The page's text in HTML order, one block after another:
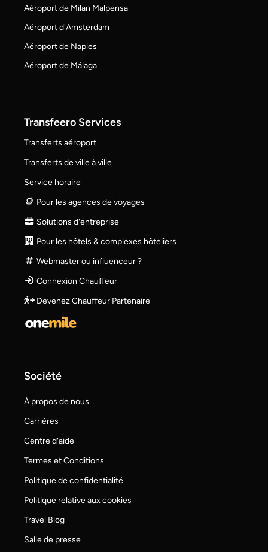
Aéroport de Milan Malpensa
Aéroport d'Amsterdam
Aéroport de Naples
Aéroport de Málaga
Transfeero Services
Transferts aéroport
Transferts de ville à ville
Service horaire
Pour les agences de voyages
Solutions d'entreprise
Pour les hôtels & complexes hôteliers
Webmaster ou influenceur ?
Connexion Chauffeur
Devenez Chauffeur Partenaire
Société
À propos de nous
Carrières
Centre d’aide
Termes et Conditions
Politique de confidentialité
Politique relative aux cookies
Travel Blog
Salle de presse